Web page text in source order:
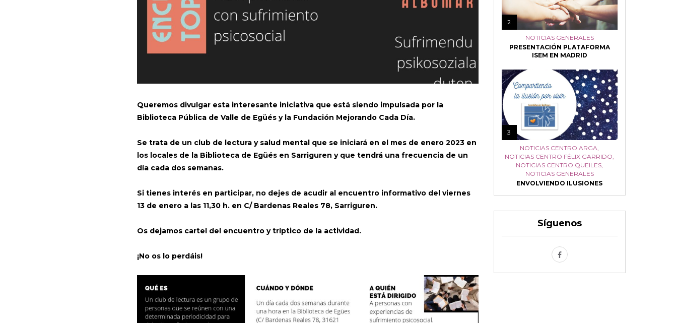
Queremos divulgar esta interesante iniciativa que está siendo impulsada por la
Biblioteca Pública de Valle de Egüés y la Fundación Mejorando Cada Día.
Se trata de un club de lectura y salud mental que se iniciará en el mes de enero 2023 en
los locales de la Biblioteca de Egüés en Sarriguren y que tendrá una frecuencia de un
día cada dos semanas.
Si tienes interés en participar, no dejes de acudir al encuentro informativo del viernes
13 de enero a las 11,30 h. en C/ Bardenas Reales 78, Sarriguren.
Os dejamos cartel del encuentro y tríptico de la actividad.
¡No os lo perdáis!
2
NOTICIAS GENERALES
PRESENTACIÓN PLATAFORMA
ISEM EN MADRID
3
NOTICIAS CENTRO ARGA,
NOTICIAS CENTRO FÉLIX GARRIDO,
NOTICIAS CENTRO QUEILES,
NOTICIAS GENERALES
ENVOLVIENDO ILUSIONES
Síguenos